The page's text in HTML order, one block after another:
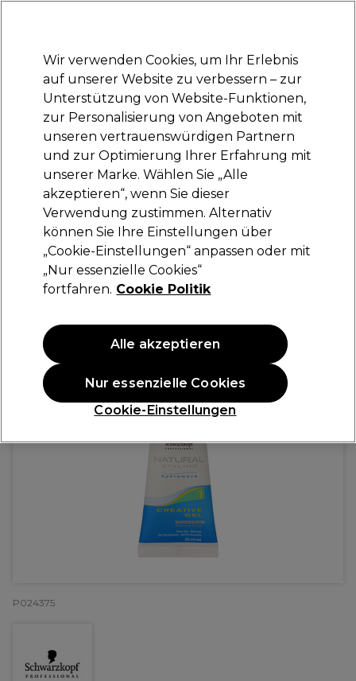
Anmelden
Marken Deals Haare Elektrogeräte Saloneinrichtung
Lieferung und Lieferzeiten
– mehr erfahren
Schwarzkopf Professional
Schwarzkopf NS Creative Gel 50ml
0
12,75 €
25.50 € pro 100ml
P024375
Wir verwenden Cookies, um Ihr Erlebnis
auf unserer Website zu verbessern – zur
Unterstützung von Website-Funktionen,
zur Personalisierung von Angeboten mit
unseren vertrauenswürdigen Partnern
und zur Optimierung Ihrer Erfahrung mit
unserer Marke. Wählen Sie „Alle
akzeptieren“, wenn Sie dieser
Verwendung zustimmen. Alternativ
können Sie Ihre Einstellungen über
„Cookie-Einstellungen“ anpassen oder mit
„Nur essenzielle Cookies“
fortfahren. Cookie Politik
Cookie-Einstellungen
Nur essenzielle Cookies
Alle akzeptieren